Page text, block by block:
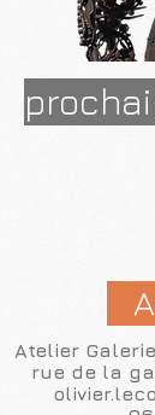
Atelier
rue de la